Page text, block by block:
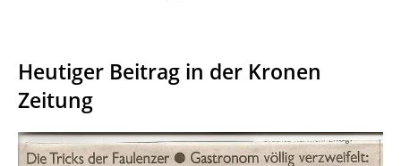
Heutiger Beitrag in der Kronen
Zeitung